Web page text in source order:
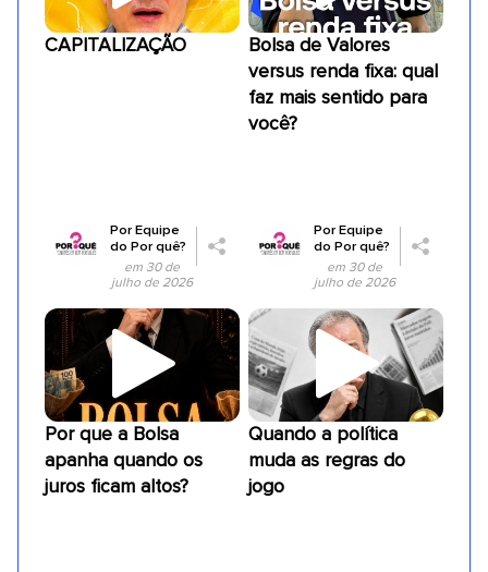
CAPITALIZAÇÃO
PorEquipe
do Por quê?
em 30 de
julho de 2026
Bolsa de Valores
versus renda fixa: qual
faz mais sentido para
você?
PorEquipe
do Por quê?
em 30 de
julho de 2026
Por que a Bolsa
apanha quando os
juros ficam altos?
Quando a política
muda as regras do
jogo